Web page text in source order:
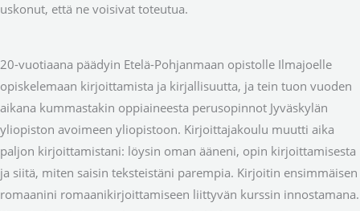
uskonut, että ne voisivat toteutua.
20-vuotiaana päädyin Etelä-Pohjanmaan opistolle Ilmajoelle
opiskelemaan kirjoittamista ja kirjallisuutta, ja tein tuon vuoden
aikana kummastakin oppiaineesta perusopinnot Jyväskylän
yliopiston avoimeen yliopistoon. Kirjoittajakoulu muutti aika
paljon kirjoittamistani: löysin oman ääneni, opin kirjoittamisesta
ja siitä, miten saisin teksteistäni parempia. Kirjoitin ensimmäisen
romaanini romaanikirjoittamiseen liittyvän kurssin innostamana.